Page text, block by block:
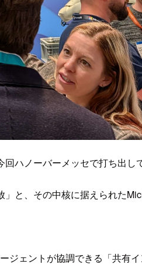
ハノーバーメッセで打ち出し
と、その中核に据えられた
ェントが協調できる「共有